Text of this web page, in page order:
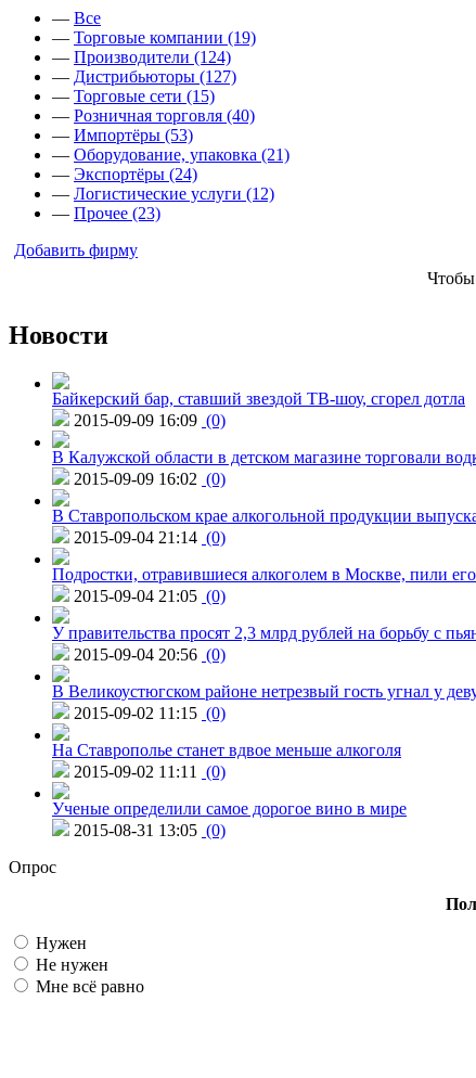
— Все
— Торговые компании (19)
— Производители (124)
— Дистрибьюторы (127)
— Торговые сети (15)
— Розничная торговля (40)
— Импортёры (53)
— Оборудование, упаковка (21)
— Экспортёры (24)
— Логистические услуги (12)
— Прочее (23)
Добавить фирму
Новости
Байкерский бар, ставший звездой ТВ-шоу, сгорел дотла
2015-09-09 16:09 (0)
В Калужской области в детском магазине торговали
2015-09-09 16:02 (0)
В Ставропольском крае алкогольной продукции
2015-09-04 21:14 (0)
Подростки, отравившиеся алкоголем в Москве, пили его
2015-09-04 21:05 (0)
У правительства просят 2,3 млрд рублей на борьбу с
2015-09-04 20:56 (0)
В Великоустюгском районе нетрезвый гость угнал у
2015-09-02 11:15 (0)
На Ставрополье станет вдвое меньше алкоголя
2015-09-02 11:11
(0)
Ученые определили самое дорогое вино в мире
2015-08-31 13:05 (0)
Опрос
Нужен
Не нужен
Мне всё равно